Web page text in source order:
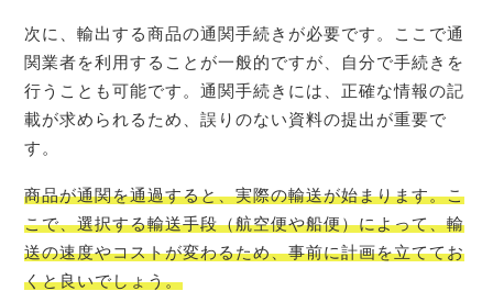
次に、輸出する商品の通関手続きが必要です。ここで通
関業者を利用することが一般的ですが、自分で手続きを
行うことも可能です。通関手続きには、正確な情報の記
載が求められるため、誤りのない資料の提出が重要で
す。
商品が通関を通過すると、実際の輸送が始まります。こ
こで、選択する輸送手段（航空便や船便）によって、輸
送の速度やコストが変わるため、事前に計画を立ててお
くと良いでしょう。